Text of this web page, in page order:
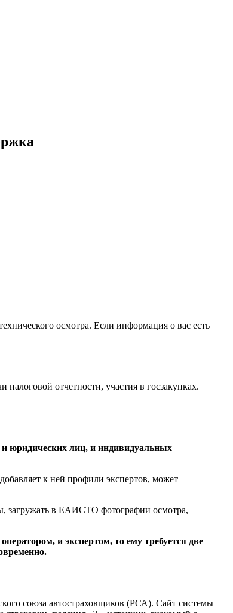
осмотра. Если информация о вас есть
отчетности, участия в госзакупках.
юридических лиц, и индивидуальных
к ней профили экспертов, может
загружать в ЕАИСТО фотографии осмотра,
и экспертом, то ему требуется две
союза автостраховщиков (РСА). Сайт системы